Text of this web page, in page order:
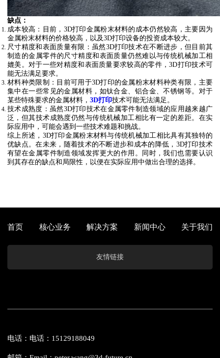
缺点：
成本较高 ：目前，3D打印金属粉末材料的成本仍然较高，主要因为
金属粉末材料的价格较高，以及3D打印设备的投资成本较大。
尺寸精度和表面质量有限 ：虽然3D打印技术在不断进步，但目前其
制造的金属零件的尺寸精度和表面质量仍然难以与传统机械加工相
媲美。对于一些对精度和表面质量要求较高的零件，3D打印技术可
能无法满足要求。
材料种类限制 ：目前可用于3D打印的金属粉末材料种类有限，主要
集中在一些常见的金属材料，如钛合金、铝合金、不锈钢等。对于
某些特殊要求的金属材料， 3D打印技术可能无法满足。
技术成熟度 ：虽然3D打印技术在金属零件制造领域的应用越来越广
泛，但其技术成熟度仍然与传统机械加工相比有一定的差距。在实
际应用中，可能会遇到一些技术难题和挑战。
综上所述，3D打印金属粉末材料与传统机械加工相比具有其独特的
优缺点。在未来，随着技术的不断进步和成本的降低，3D打印技术
有望在金属零件制造领域发挥更大的作用。同时，我们也需要认识
到其存在的缺点和局限性，以便在实际应用中做出合理的选择。
首页 核心业务 解决方案 新闻中心 关于我们
友情链接
电话：电话：15129188049